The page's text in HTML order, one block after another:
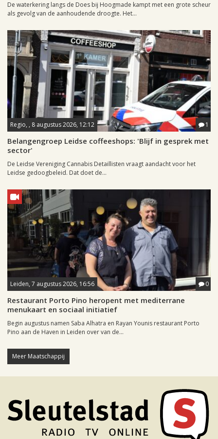
De waterkering langs de Does bij Hoogmade kampt met een grote scheur
als gevolg van de aanhoudende droogte. Het...
Regio, , 8 augustus 2026, 12:12 1
Belangengroep Leidse coffeeshops: 'Blijf in gesprek met
sector'
De Leidse Vereniging Cannabis Detaillisten vraagt aandacht voor het
Leidse gedoogbeleid. Dat doet de...
Leiden, 7 augustus 2026, 16:56 0
Restaurant Porto Pino heropent met mediterrane
menukaart en sociaal initiatief
Begin augustus namen Saba Alhatra en Rayan Younis restaurant Porto
Pino aan de Haven in Leiden over van de...
Meer Maatschappij